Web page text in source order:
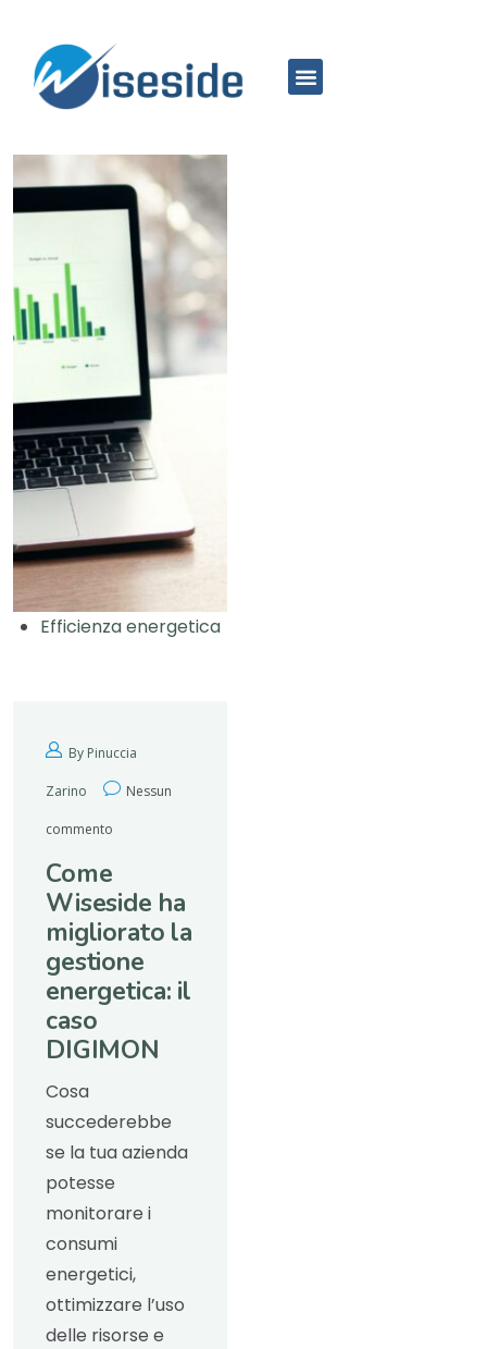
Efficienza energetica
By Pinuccia
Zarino Nessun
commento
Come
Wiseside ha
migliorato la
gestione
energetica: il
caso
DIGIMON
Cosa
succederebbe
se la tua azienda
potesse
monitorare i
consumi
energetici,
ottimizzare l’uso
delle risorse e